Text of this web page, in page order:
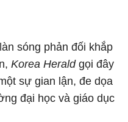
sóng phản đối khắp
Korea Heraldgọi đây
sự gian lận, đe dọa
đại học và giáo dục